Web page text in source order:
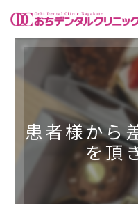
患者様から
を頂